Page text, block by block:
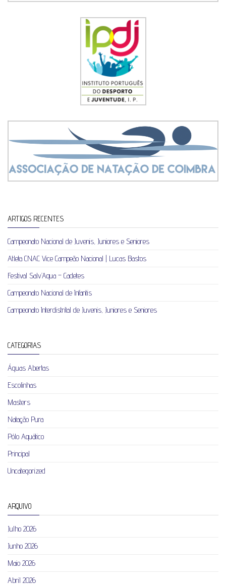
ARTIGOS RECENTES
Campeonato Nacional de Juvenis, Juniores e Seniores
Atleta CNAC Vice Campeão Nacional | Lucas Bastos
Festival Salv’Aqua – Cadetes
Campeonato Nacional de Infantis
Campeonato Interdistrital de Juvenis, Juniores e Seniores
CATEGORIAS
Águas Abertas
Escolinhas
Masters
Natação Pura
Pólo Aquático
Principal
Uncategorized
ARQUIVO
Julho 2026
Junho 2026
Maio 2026
Abril 2026